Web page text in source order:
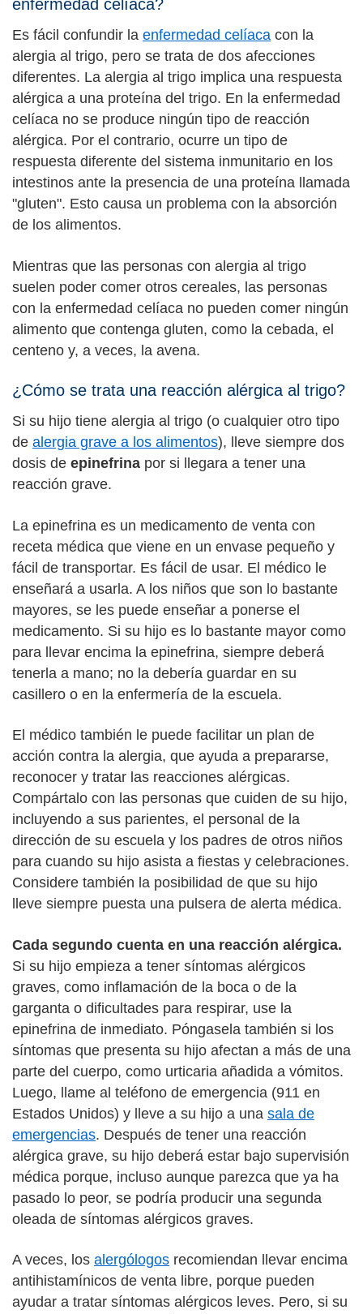
enfermedad celíaca?
Es fácil confundir la enfermedad celíaca con la
alergia al trigo, pero se trata de dos afecciones
diferentes. La alergia al trigo implica una respuesta
alérgica a una proteína del trigo. En la enfermedad
celíaca no se produce ningún tipo de reacción
alérgica. Por el contrario, ocurre un tipo de
respuesta diferente del sistema inmunitario en los
intestinos ante la presencia de una proteína llamada
"gluten". Esto causa un problema con la absorción
de los alimentos.
Mientras que las personas con alergia al trigo
suelen poder comer otros cereales, las personas
con la enfermedad celíaca no pueden comer ningún
alimento que contenga gluten, como la cebada, el
centeno y, a veces, la avena.
¿Cómo se trata una reacción alérgica al trigo?
Si su hijo tiene alergia al trigo (o cualquier otro tipo
de alergia grave a los alimentos), lleve siempre dos
dosis de epinefrina por si llegara a tener una
reacción grave.
La epinefrina es un medicamento de venta con
receta médica que viene en un envase pequeño y
fácil de transportar. Es fácil de usar. El médico le
enseñará a usarla. A los niños que son lo bastante
mayores, se les puede enseñar a ponerse el
medicamento. Si su hijo es lo bastante mayor como
para llevar encima la epinefrina, siempre deberá
tenerla a mano; no la debería guardar en su
casillero o en la enfermería de la escuela.
El médico también le puede facilitar un plan de
acción contra la alergia, que ayuda a prepararse,
reconocer y tratar las reacciones alérgicas.
Compártalo con las personas que cuiden de su hijo,
incluyendo a sus parientes, el personal de la
dirección de su escuela y los padres de otros niños
para cuando su hijo asista a fiestas y celebraciones.
Considere también la posibilidad de que su hijo
lleve siempre puesta una pulsera de alerta médica.
Cada segundo cuenta en una reacción alérgica.
Si su hijo empieza a tener síntomas alérgicos
graves, como inflamación de la boca o de la
garganta o dificultades para respirar, use la
epinefrina de inmediato. Póngasela también si los
síntomas que presenta su hijo afectan a más de una
parte del cuerpo, como urticaria añadida a vómitos.
Luego, llame al teléfono de emergencia (911 en
Estados Unidos) y lleve a su hijo a una sala de
emergencias. Después de tener una reacción
alérgica grave, su hijo deberá estar bajo supervisión
médica porque, incluso aunque parezca que ya ha
pasado lo peor, se podría producir una segunda
oleada de síntomas alérgicos graves.
A veces, los alergólogos recomiendan llevar encima
antihistamínicos de venta libre, porque pueden
ayudar a tratar síntomas alérgicos leves. Pero, si su